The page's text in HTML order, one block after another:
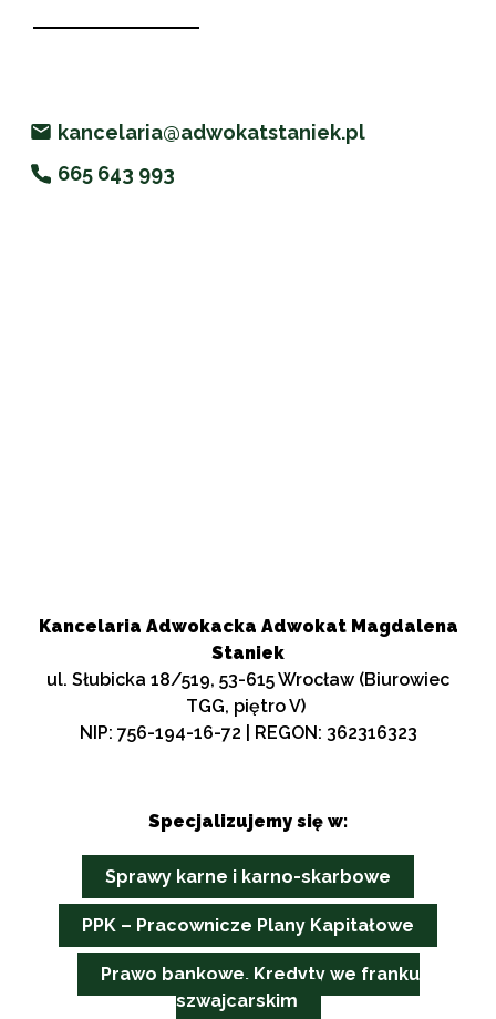
kancelaria@adwokatstaniek.pl
665 643 993
Kancelaria Adwokacka Adwokat Magdalena
Staniek
ul. Słubicka 18/519, 53-615 Wrocław (Biurowiec
TGG, piętro V)
NIP: 756-194-16-72 | REGON: 362316323
Specjalizujemy się w:
Sprawy karne i karno-skarbowe
PPK – Pracownicze Plany Kapitałowe
Prawo bankowe. Kredyty we franku
szwajcarskim